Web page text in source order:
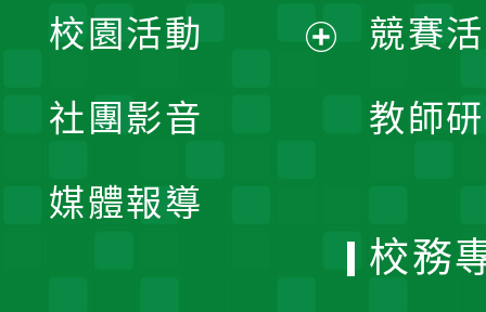
競賽
教師
開
校園活動
社團影音
媒體報導
校務